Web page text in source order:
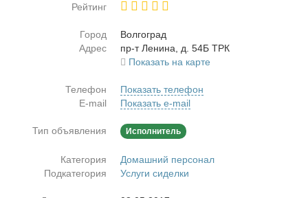
Рейтинг
Город
Вол­го­град
Адрес
пр-т Ле­ни­на, д. 54Б ТРК
Показать на карте
Телефон
Показать телефон
E-mail
Показать e-mail
Тип объявления Исполнитель
Категория
Домашний персонал
Подкатегория
Услуги сиделки